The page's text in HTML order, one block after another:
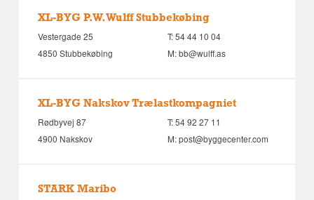
XL-BYG P.W. Wulff Stubbekøbing
Vestergade 25
4850 Stubbekøbing
T:54 44 10 04
M:bb@wulff.as
XL-BYG Nakskov Trælastkompagniet
Rødbyvej 87
4900 Nakskov
T:54 92 27 11
M:post@byggecenter.com
STARK Maribo